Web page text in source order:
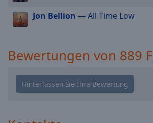
Opacity
Background
Opacity
Jon Bellion — All Time Low
Bewertungen von 889